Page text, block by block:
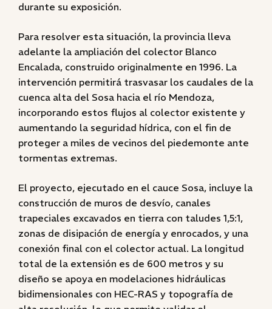
durante su exposición.
Para resolver esta situación, la provincia lleva
adelante la ampliación del colector Blanco
Encalada, construido originalmente en 1996. La
intervención permitirá trasvasar los caudales de la
cuenca alta del Sosa hacia el río Mendoza,
incorporando estos flujos al colector existente y
aumentando la seguridad hídrica, con el fin de
proteger a miles de vecinos del piedemonte ante
tormentas extremas.
El proyecto, ejecutado en el cauce Sosa, incluye la
construcción de muros de desvío, canales
trapeciales excavados en tierra con taludes 1,5:1,
zonas de disipación de energía y enrocados, y una
conexión final con el colector actual. La longitud
total de la extensión es de 600 metros y su
diseño se apoya en modelaciones hidráulicas
bidimensionales con HEC-RAS y topografía de